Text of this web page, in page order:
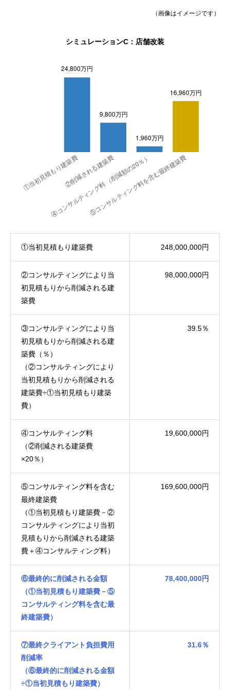
（画像はイメージです）
シミュレーションC：店舗改装
①当初見積もり建築費 248,000,000円
②コンサルティングにより当
初見積もりから削減される建
築費
98,000,000円
③コンサルティングにより当
初見積もりから削減される建
築費（％）
（②コンサルティングにより
当初見積もりから削減される
建築費÷①当初見積もり建築
費）
39.5％
④コンサルティング料
（②削減される建築費
×20％）
19,600,000円
⑤コンサルティング料を含む
最終建築費
（①当初見積もり建築費－②
コンサルティングにより当初
見積もりから削減される建築
費＋④コンサルティング料）
169,600,000円
⑥最終的に削減される金額
（①当初見積もり建築費－⑤
コンサルティング料を含む最
終建築費）
78,400,000円
⑦最終クライアント負担費用
削減率
（⑥最終的に削減される金額
÷①当初見積もり建築費）
31.6％